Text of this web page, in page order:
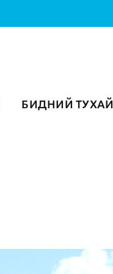
БИДНИЙ ТУХАЙ